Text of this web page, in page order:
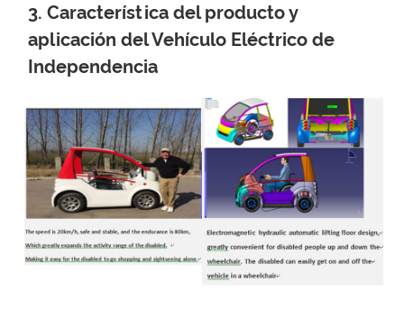
3. Característica del producto y
aplicación del Vehículo Eléctrico de
Independencia